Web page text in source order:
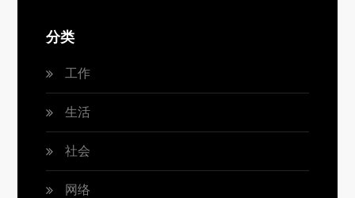
分类
工作
生活
社会
网络